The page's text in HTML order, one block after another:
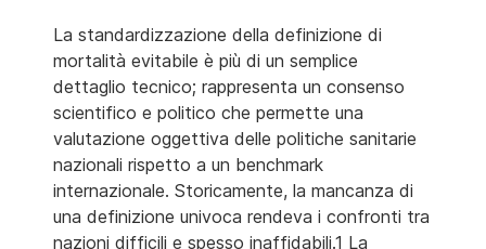
La standardizzazione della definizione di
mortalità evitabile è più di un semplice
dettaglio tecnico; rappresenta un consenso
scientifico e politico che permette una
valutazione oggettiva delle politiche sanitarie
nazionali rispetto a un benchmark
internazionale. Storicamente, la mancanza di
una definizione univoca rendeva i confronti tra
nazioni difficili e spesso inaffidabili.1 La